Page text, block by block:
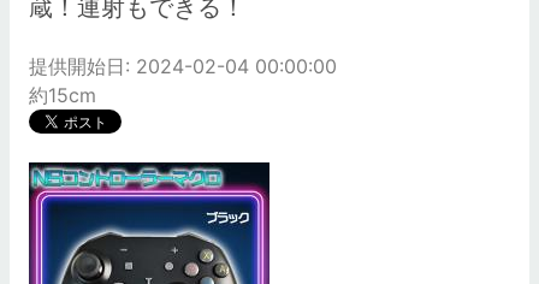
蔵！連射もできる！
提供開始日: 2024-02-04 00:00:00
約15cm